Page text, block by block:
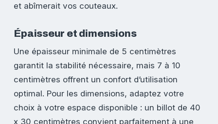
et abîmerait vos couteaux.
Épaisseur et dimensions
Une épaisseur minimale de 5 centimètres
garantit la stabilité nécessaire, mais 7 à 10
centimètres offrent un confort d’utilisation
optimal. Pour les dimensions, adaptez votre
choix à votre espace disponible : un billot de 40
x 30 centimètres convient parfaitement à une